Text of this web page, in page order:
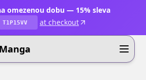
omezenou dobu — 15% sleva
T1P15VV at checkout